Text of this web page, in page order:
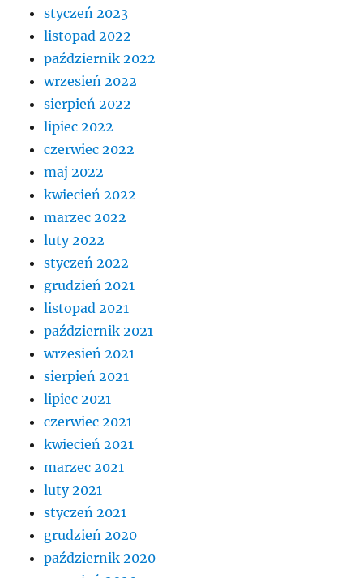
styczeń 2023
listopad 2022
październik 2022
wrzesień 2022
sierpień 2022
lipiec 2022
czerwiec 2022
maj 2022
kwiecień 2022
marzec 2022
luty 2022
styczeń 2022
grudzień 2021
listopad 2021
październik 2021
wrzesień 2021
sierpień 2021
lipiec 2021
czerwiec 2021
kwiecień 2021
marzec 2021
luty 2021
styczeń 2021
grudzień 2020
październik 2020